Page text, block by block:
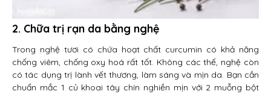
2. Chữa trị rạn da bằng nghệ
Trong nghệ tươi có chứa hoạt chất curcumin có khả năng
chống viêm, chống oxy hoá rất tốt. Không các thế, nghệ còn
có tác dụng trị lành vết thương, làm sáng và mịn da. Bạn cần
chuẩn mắc 1 củ khoai tây chín nghiền mịn với 2 muỗng bột